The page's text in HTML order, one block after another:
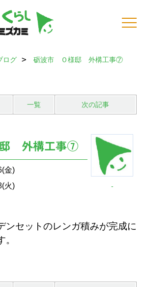
ログ 砺波市 Ｏ様邸 外構工事⑦
一覧 次の記事
-
外構工事⑦
金)
火)
セットのレンガ積みが完成に